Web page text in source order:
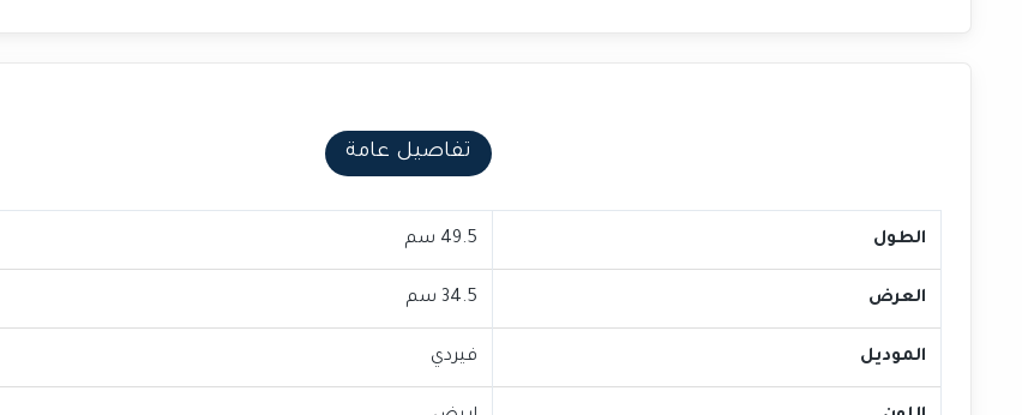
تفاصيل عامة
الطول 49.5 سم
العرض 34.5 سم
الموديل فيردي